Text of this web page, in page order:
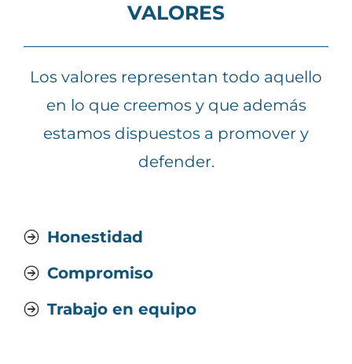
VALORES
Los valores representan todo aquello
en lo que creemos y que además
estamos dispuestos a promover y
defender.
Honestidad
Compromiso
Trabajo en equipo